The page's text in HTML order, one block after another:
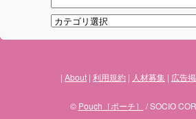
About 利用規約 人材募集 広告
© Pouch［ポーチ］
/ SOCIO